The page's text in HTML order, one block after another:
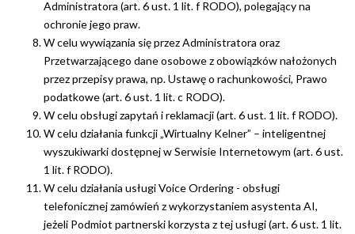
Administratora (art. 6 ust. 1 lit. f RODO), polegający na
ochronie jego praw.
W celu wywiązania się przez Administratora oraz
Przetwarzającego dane osobowe z obowiązków nałożonych
przez przepisy prawa, np. Ustawę o rachunkowości, Prawo
podatkowe (art. 6 ust. 1 lit. c RODO).
W celu obsługi zapytań i reklamacji (art. 6 ust. 1 lit. f RODO).
W celu działania funkcji „Wirtualny Kelner” – inteligentnej
wyszukiwarki dostępnej w Serwisie Internetowym (art. 6 ust.
1 lit. f RODO).
W celu działania usługi Voice Ordering - obsługi
telefonicznej zamówień z wykorzystaniem asystenta AI,
jeżeli Podmiot partnerski korzysta z tej usługi (art. 6 ust. 1 lit.